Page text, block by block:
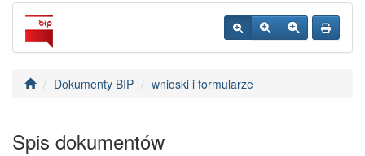
Dokumenty BIP wnioski i formularze
Spis dokumentów